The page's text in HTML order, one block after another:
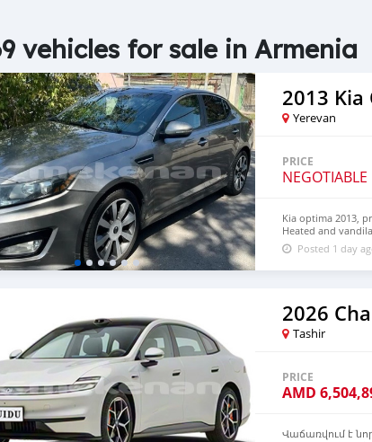
vehicles for sale in Armenia
2013
Yerevan
PRICE
NEGOTIABLE
Kia optima 2013,
Heated and
Posted 1 day
2026
Tashir
PRICE
AMD
Վաճառվում է